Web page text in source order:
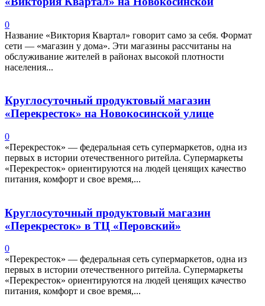
0
Название «Виктория Квартал» говорит само за себя. Формат
сети — «магазин у дома». Эти магазины рассчитаны на
обслуживание жителей в районах высокой плотности
населения...
Круглосуточный продуктовый магазин
«Перекресток» на Новокосинской улице
0
«Перекресток» — федеральная сеть супермаркетов, одна из
первых в истории отечественного ритейла. Супермаркеты
«Перекресток» ориентируются на людей ценящих качество
питания, комфорт и свое время,...
Круглосуточный продуктовый магазин
«Перекресток» в ТЦ «Перовский»
0
«Перекресток» — федеральная сеть супермаркетов, одна из
первых в истории отечественного ритейла. Супермаркеты
«Перекресток» ориентируются на людей ценящих качество
питания, комфорт и свое время,...